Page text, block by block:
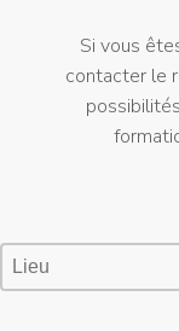
Si vous
contacter le
Lieu Session
Sélectionnez le
Sélectionnez le